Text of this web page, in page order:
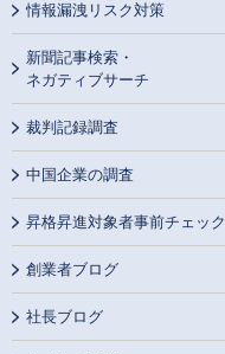
情報漏洩リスク対策
新聞記事検索・
ネガティブサーチ
裁判記録調査
中国企業の調査
昇格昇進対象者事前チェック
創業者ブログ
社長ブログ